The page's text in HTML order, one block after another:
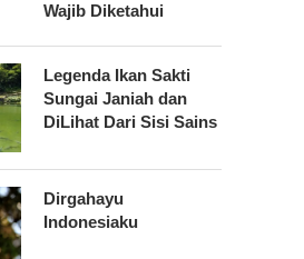
Wajib Diketahui
Legenda Ikan Sakti
Sungai Janiah dan
DiLihat Dari Sisi Sains
Dirgahayu
Indonesiaku